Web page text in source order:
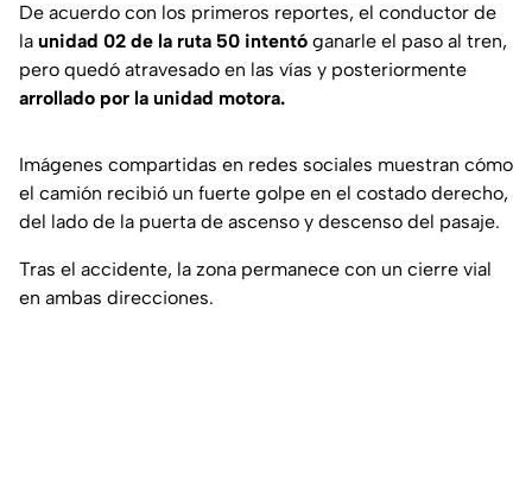
De acuerdo con los primeros reportes, el conductor de
la unidad 02 de la ruta 50 intentó ganarle el paso al tren,
pero quedó atravesado en las vías y posteriormente
arrollado por la unidad motora.
Imágenes compartidas en redes sociales muestran cómo
el camión recibió un fuerte golpe en el costado derecho,
del lado de la puerta de ascenso y descenso del pasaje.
Tras el accidente, la zona permanece con un cierre vial
en ambas direcciones.